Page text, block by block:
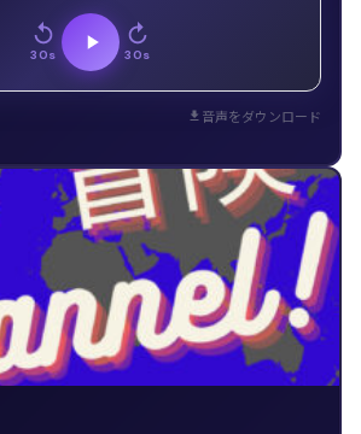
30s 30s
音声をダウンロード